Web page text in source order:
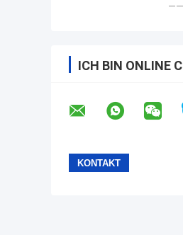
——
ICH BIN ONLINE